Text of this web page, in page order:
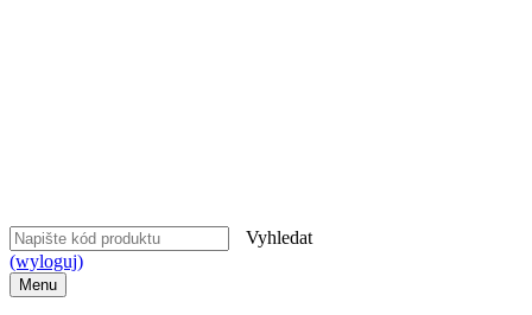
Vyhledat
(wyloguj)
Menu